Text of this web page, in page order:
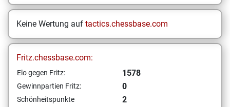
Keine Wertung auf tactics.chessbase.com
Fritz.chessbase.com:
Elo gegen Fritz: 1578
Gewinnpartien Fritz: 0
Schönheitspunkte
2